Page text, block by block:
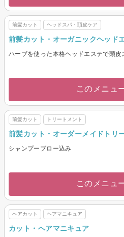
前髪カット ヘッドスパ・頭皮ケア
前髪カット・オーガニックヘッド
ハーブを使った本格ヘッドエステで頭皮
このメニュ
前髪カット トリートメント
前髪カット・オーダーメイドトリ
シャンプーブロー込み
このメニュ
ヘアカット ヘアマニキュア
カット・ヘアマニキュア